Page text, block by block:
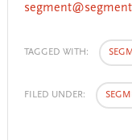
TAGGED WITH:
FILED UNDER: